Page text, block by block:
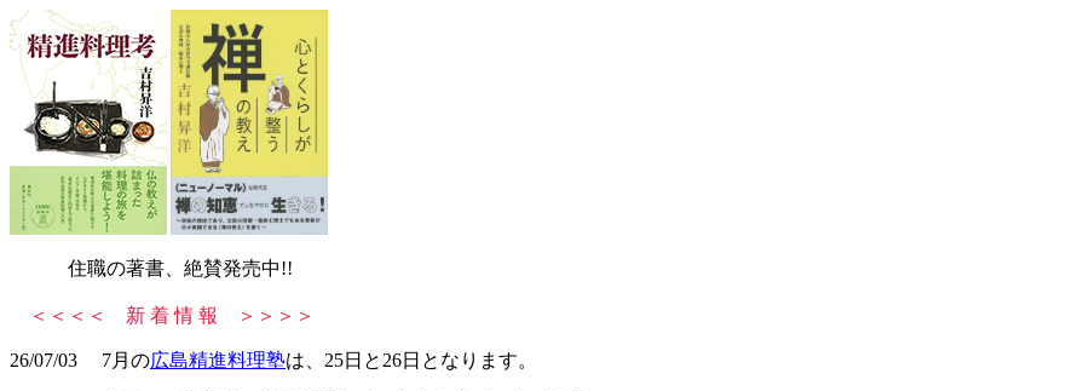
住職の著書、絶賛発売中!!
＜＜＜＜ 新 着 情 報 ＞＞＞＞
26/07/03 7月の広島精進料理塾は、25日と26日となります。